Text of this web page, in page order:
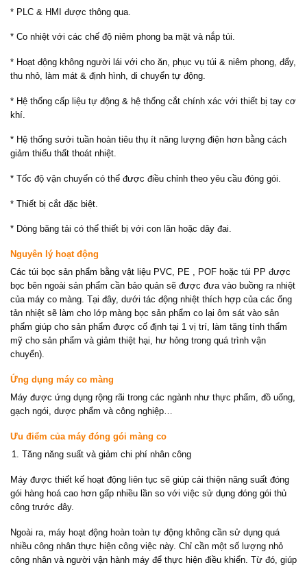
* PLC & HMI được thông qua.
* Co nhiệt với các chế độ niêm phong ba mặt và nắp túi.
* Hoạt động không người lái với cho ăn, phục vụ túi & niêm phong, đẩy,
thu nhỏ, làm mát & định hình, di chuyển tự động.
* Hệ thống cấp liệu tự động & hệ thống cắt chính xác với thiết bị tay cơ
khí.
* Hệ thống sưởi tuần hoàn tiêu thụ ít năng lượng điện hơn bằng cách
giảm thiểu thất thoát nhiệt.
* Tốc độ vận chuyển có thể được điều chỉnh theo yêu cầu đóng gói.
* Thiết bị cắt đặc biệt.
* Dòng băng tải có thể thiết bị với con lăn hoặc dây đai.
Nguyên lý hoạt động
Các túi bọc sản phẩm bằng vật liệu PVC, PE , POF hoặc túi PP được
bọc bên ngoài sản phẩm cần bảo quản sẽ được đưa vào buồng ra nhiệt
của máy co màng. Tại đây, dưới tác động nhiệt thích hợp của các ống
tản nhiệt sẽ làm cho lớp màng bọc sản phẩm co lại ôm sát vào sản
phẩm giúp cho sản phẩm được cố định tại 1 vị trí, làm tăng tính thẩm
mỹ cho sản phẩm và giảm thiệt hại, hư hỏng trong quá trình vận
chuyển).
Ứng dụng máy co màng
Máy được ứng dụng rộng rãi trong các ngành như thực phẩm, đồ uống,
gạch ngói, dược phẩm và công nghiệp…
Ưu điểm của máy đóng gói màng co
Tăng năng suất và giảm chi phí nhân công
Máy được thiết kế hoạt động liên tục sẽ giúp cải thiện năng suất đóng
gói hàng hoá cao hơn gấp nhiều lần so với việc sử dụng đóng gói thủ
công trước đây.
Ngoài ra, máy hoạt động hoàn toàn tự động không cần sử dụng quá
nhiều công nhân thực hiện công việc này. Chỉ cần một số lượng nhỏ
công nhân và người vận hành máy để thực hiện điều khiển. Từ đó, giúp